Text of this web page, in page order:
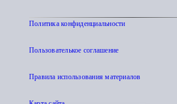
Политика конфиденциальности
Пользователькое соглашение
Правила использования материалов